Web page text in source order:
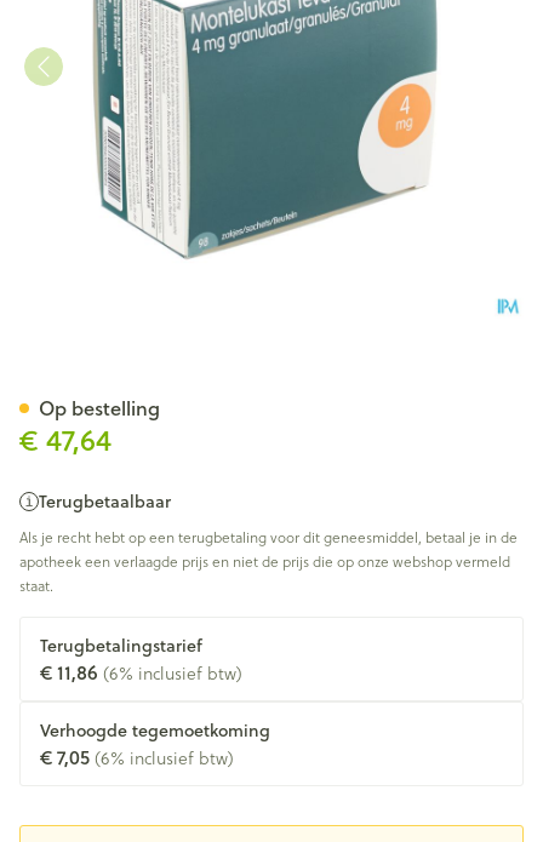
€ 47,64
Terugbetaalbaar
Als je recht hebt op een terugbetaling voor dit geneesmiddel, betaal je in de
apotheek een verlaagde prijs en niet de prijs die op onze webshop vermeld
staat.
Terugbetalingstarief
€ 11,86 (6% inclusief btw)
Verhoogde tegemoetkoming
€ 7,05(6% inclusief btw)
Op bestelling